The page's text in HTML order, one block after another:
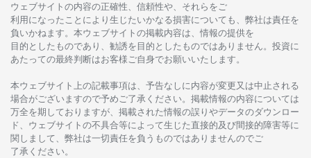
ウェブサイトの内容の正確性、信頼性や、それらをご
利用になったことにより 生じたいかなる損害についても、 弊社は責任を
負いかねます。 本ウェブサイトの掲載内容は、 情報の提供を
目的としたものであり、 勧誘を 目的としたものではありません。 投資に
あたっての最終判断はお客様ご自身でお願いいたします。
本ウェブサイト 上の記載事項は、 予告なしに内容が変更又は中止さ れる
場合がございますので予めご了承ください。 掲載情報の内容については
万全を期しておりますが、 掲載さ れた情報の誤りやデータのダウンロー
ド、 ウェブサイトの不具合等によって生じた 直接的及び間接的障害等に
関し まして、 弊社は一切責任を負うものではありませんのでご
了承ください。